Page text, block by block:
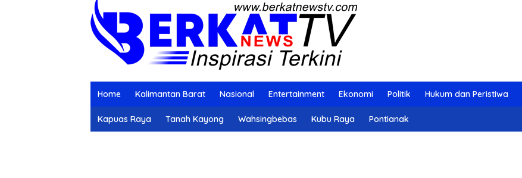
Home Kalimantan Barat Nasional Entertainment Ekonomi Politik Hukum dan Peristiwa
Kapuas Raya Tanah Kayong Wahsingbebas Kubu Raya Pontianak